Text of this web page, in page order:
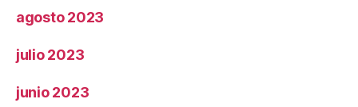
agosto 2023
julio 2023
junio 2023